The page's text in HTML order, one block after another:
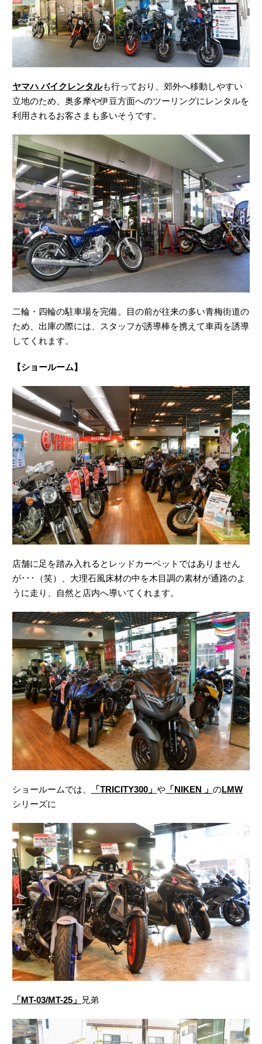
ヤマハ バイクレンタルも行っており、郊外へ移動しやすい
立地のため、奥多摩や伊豆方面へのツーリングにレンタルを
利用されるお客さまも多いそうです。
二輪・四輪の駐車場を完備。目の前が往来の多い青梅街道の
ため、出庫の際には、スタッフが誘導棒を携えて車両を誘導
してくれます。
【ショールーム】
店舗に足を踏み入れるとレッドカーペットではありません
が･･･（笑）、大理石風床材の中を木目調の素材が通路のよ
うに走り、自然と店内へ導いてくれます。
ショールームでは、 「TRICITY300」 や 「NIKEN 」 のLMW
シリーズに
「MT-03/MT-25」 兄弟